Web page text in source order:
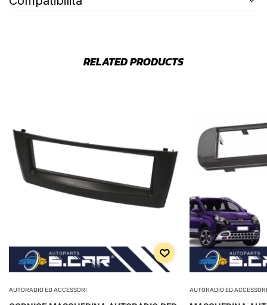
RELATED PRODUCTS
AUTORADIO ED ACCESSORI AUTORADIO ED ACCESSORI